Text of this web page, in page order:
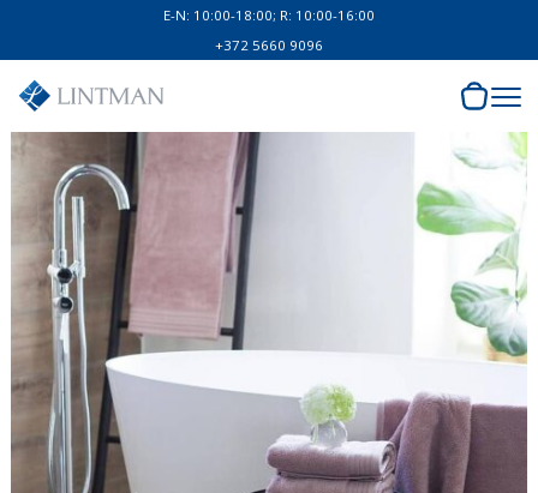
E-N: 10:00-18:00; R: 10:00-16:00
+372 5660 9096